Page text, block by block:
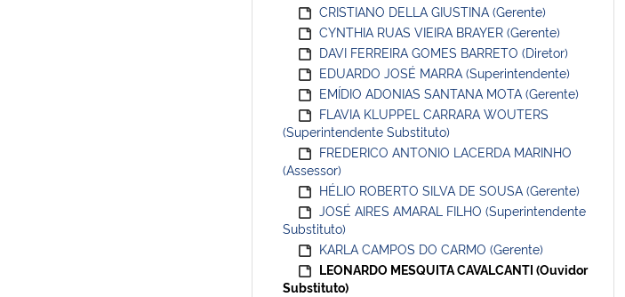
CRISTIANO DELLA GIUSTINA (Gerente)
CYNTHIA RUAS VIEIRA BRAYER (Gerente)
DAVI FERREIRA GOMES BARRETO (Diretor)
EDUARDO JOSÉ MARRA (Superintendente)
EMÍDIO ADONIAS SANTANA MOTA (Gerente)
FLAVIA KLUPPEL CARRARA WOUTERS
(Superintendente Substituto)
FREDERICO ANTONIO LACERDA MARINHO
(Assessor)
HÉLIO ROBERTO SILVA DE SOUSA (Gerente)
JOSÉ AIRES AMARAL FILHO (Superintendente
Substituto)
KARLA CAMPOS DO CARMO (Gerente)
LEONARDO MESQUITA CAVALCANTI (Ouvidor
Substituto)